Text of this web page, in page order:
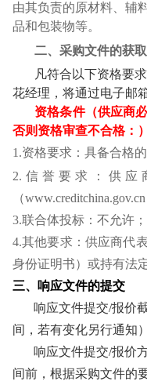
由其负责的原材料、辅
品和包装物等。
二、采购文件的获取
凡符合以下资格要
花经理，将通过电子邮
资格条件（供应商
否则资格审查不合格：）
1.资格要求：具备合格
2. 信誉要求：供应
（
3.联合体投标：不允许；
4.其他要求：供应商代
身份证明书）或持有法
三、响应文件的提交
响应文件提交/报价
间，若有变化另行通知）
响应文件提交/报价
间前，根据采购文件的